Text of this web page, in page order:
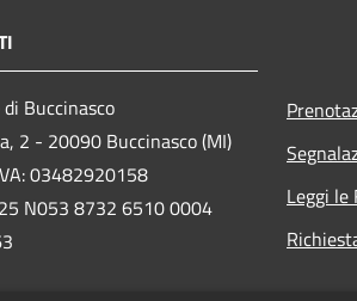
Buccinasco
2 - 20090 Buccinasco (MI)
03482920158
N053 8732 6510 0004
Leggi le